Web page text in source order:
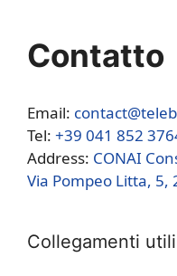
Contatto
Email:
Tel: +39 041 852
Address: CONAI
Via Pompeo Litta,
Collegamenti utili